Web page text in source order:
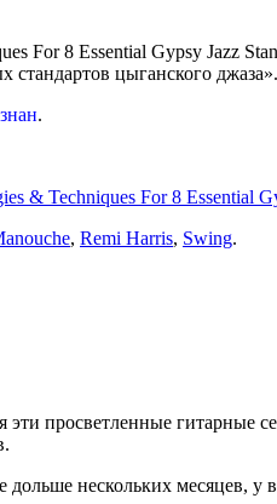
цыганского джаза».
.
& Techniques For 8 Essential
, Remi Harris, Swing.
эти просветленные
нескольких месяцев, у